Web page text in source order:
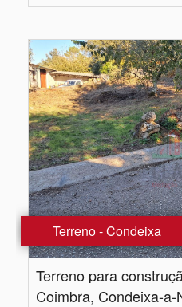
Terreno - Condeixa